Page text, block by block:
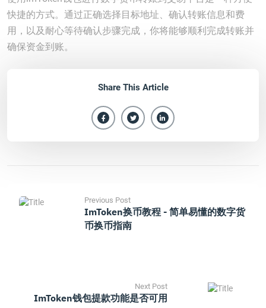
快捷的方式。通过正确选择目标地址、确认转账信息和费
用，以及耐心等待确认步骤完成，你将能够顺利完成转账并
确保资金到账。
Share This Article
Previous Post
ImToken换币教程 - 简单易懂的数字货
币换币指南
Next Post
ImToken钱包提款功能是否可用